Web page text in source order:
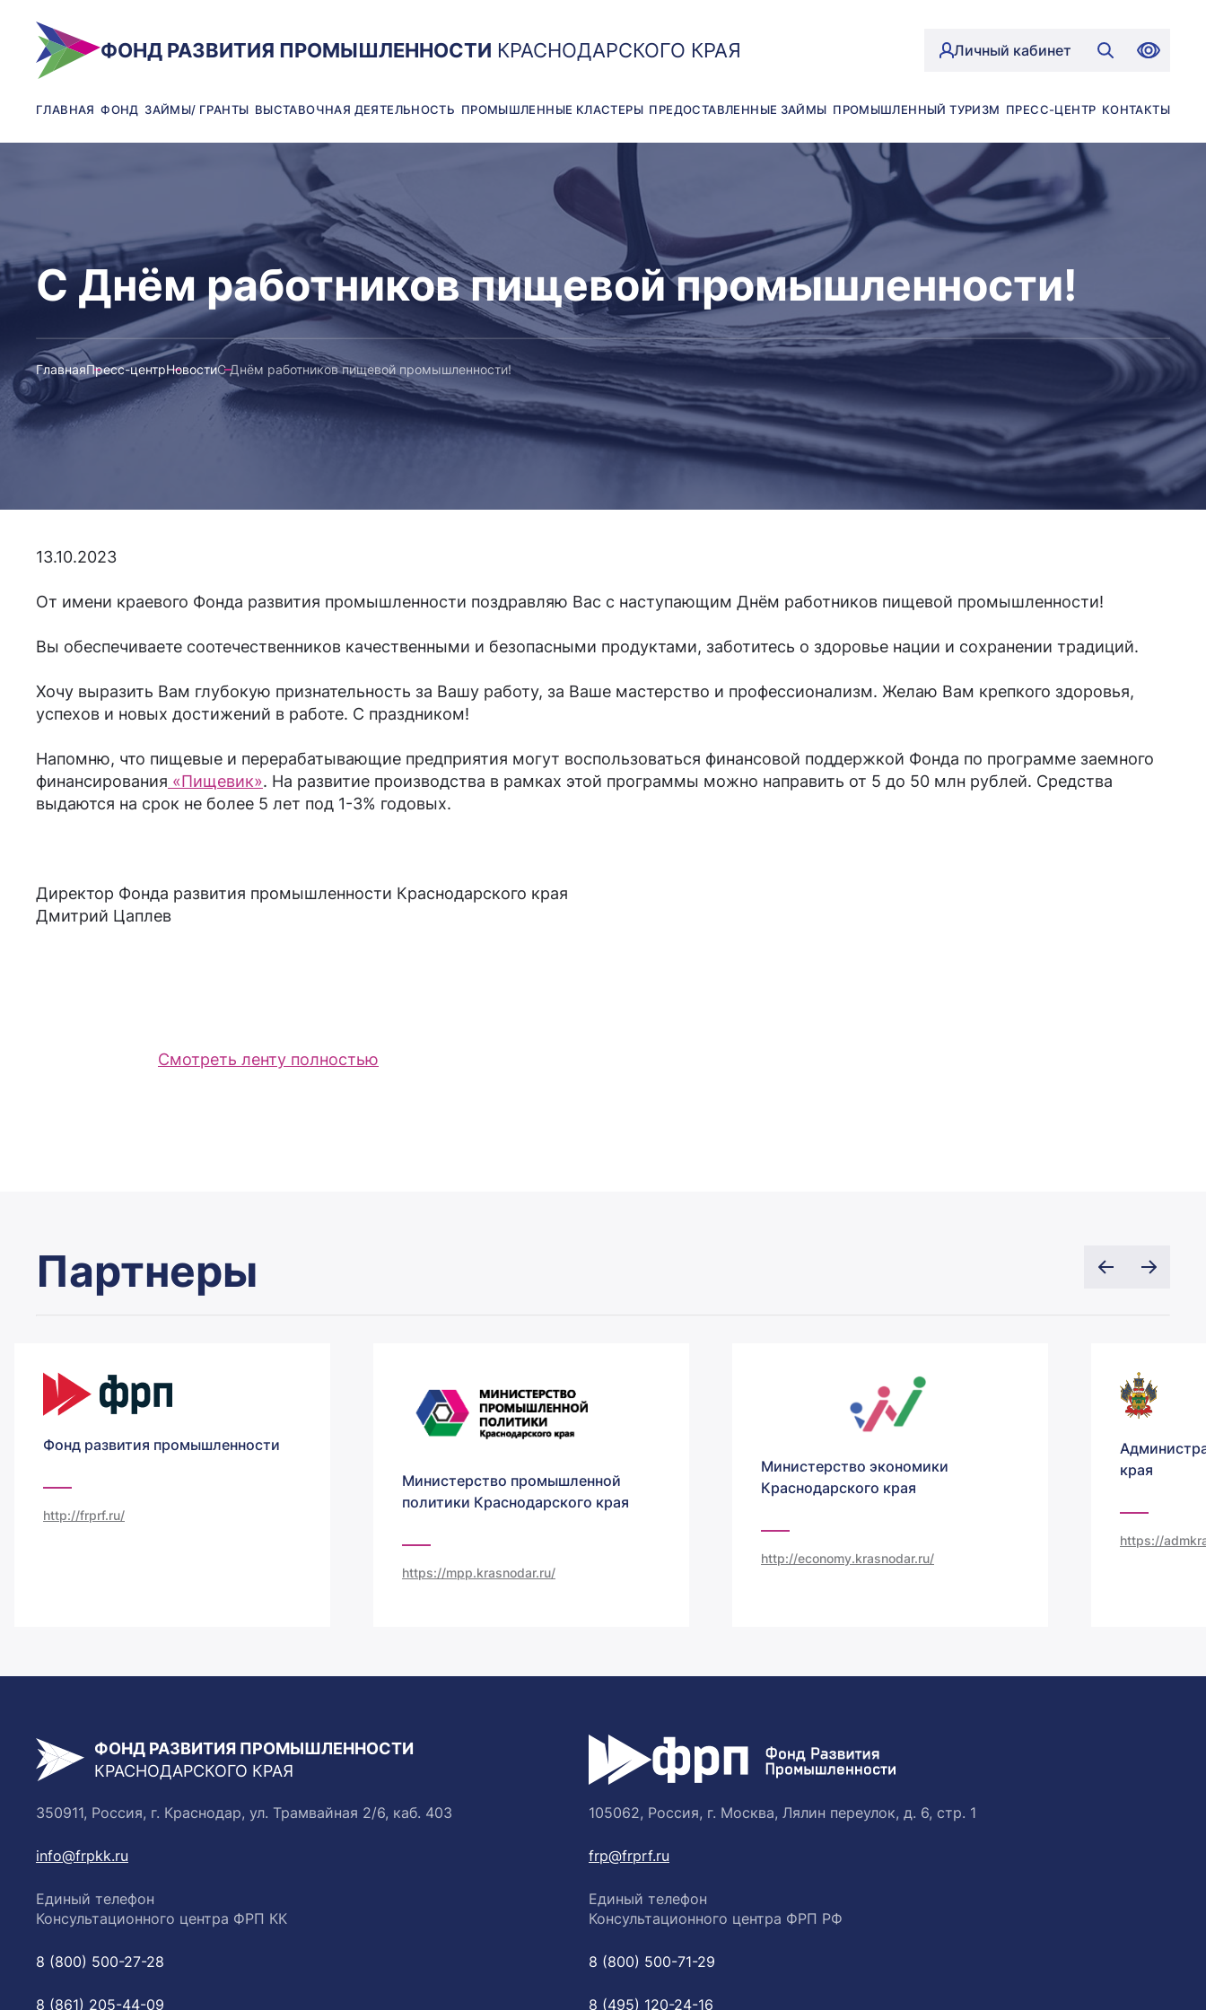
ФОНД РАЗВИТИЯ ПРОМЫШЛЕННОСТИ КРАСНОДАРСКОГО КРАЯ Личный кабинет
ГЛАВНАЯ ФОНД ЗАЙМЫ/ ГРАНТЫ ВЫСТАВОЧНАЯ ДЕЯТЕЛЬНОСТЬ ПРОМЫШЛЕННЫЕ КЛАСТЕРЫ ПРЕДОСТАВЛЕННЫЕ ЗАЙМЫ ПРОМЫШЛЕННЫЙ ТУРИЗМ ПРЕСС-ЦЕНТР КОНТАКТЫ
С Днём работников пищевой промышленности!
ГлавнаяПресс-центрНовостиС Днём работников пищевой промышленности!
13.10.2023
От имени краевого Фонда развития промышленности поздравляю Вас с наступающим Днём работников пищевой промышленности!
Вы обеспечиваете соотечественников качественными и безопасными продуктами, заботитесь о здоровье нации и сохранении традиций.
Хочу выразить Вам глубокую признательность за Вашу работу, за Ваше мастерство и профессионализм. Желаю Вам крепкого здоровья,
успехов и новых достижений в работе. С праздником!
Напомню, что пищевые и перерабатывающие предприятия могут воспользоваться финансовой поддержкой Фонда по программе заемного
финансирования «Пищевик». На развитие производства в рамках этой программы можно направить от 5 до 50 млн рублей. Средства
выдаются на срок не более 5 лет под 1-3% годовых.
Директор Фонда развития промышленности Краснодарского края
Дмитрий Цаплев
Смотреть ленту полностью
Партнеры
Фонд развития промышленности
http://frprf.ru/
Министерство промышленной
политики Краснодарского края
https://mpp.krasnodar.ru/
Министерство экономики
Краснодарского края
http://economy.krasnodar.ru/
края
https://
ФОНД РАЗВИТИЯ ПРОМЫШЛЕННОСТИ
КРАСНОДАРСКОГО КРАЯ
350911, Россия, г. Краснодар, ул. Трамвайная 2/6, каб. 403
info@frpkk.ru
Единый телефон
Консультационного центра ФРП КК
8 (800) 500-27-28
8 (861) 205-44-09
105062, Россия, г. Москва, Лялин переулок, д. 6, стр. 1
frp@frprf.ru
Единый телефон
Консультационного центра ФРП РФ
8 (800) 500-71-29
8 (495) 120-24-16